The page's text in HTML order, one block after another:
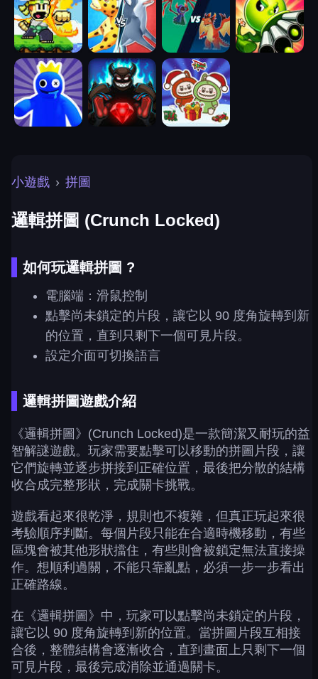
小遊戲 › 拼圖
邏輯拼圖 (Crunch Locked)
如何玩邏輯拼圖 ?
電腦端：滑鼠控制
點擊尚未鎖定的片段，讓它以 90 度角旋轉到新
的位置，直到只剩下一個可見片段。
設定介面可切換語言
邏輯拼圖遊戲介紹
《邏輯拼圖》(Crunch Locked)是一款簡潔又耐玩的益
智解謎遊戲。玩家需要點擊可以移動的拼圖片段，讓
它們旋轉並逐步拼接到正確位置，最後把分散的結構
收合成完整形狀，完成關卡挑戰。
遊戲看起來很乾淨，規則也不複雜，但真正玩起來很
考驗順序判斷。每個片段只能在合適時機移動，有些
區塊會被其他形狀擋住，有些則會被鎖定無法直接操
作。想順利過關，不能只靠亂點，必須一步一步看出
正確路線。
在《邏輯拼圖》中，玩家可以點擊尚未鎖定的片段，
讓它以 90 度角旋轉到新的位置。當拼圖片段互相接
合後，整體結構會逐漸收合，直到畫面上只剩下一個
可見片段，最後完成消除並通過關卡。